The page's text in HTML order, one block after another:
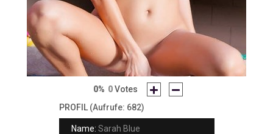
0% 0Votes
PROFIL (Aufrufe: 682)
Name: Sarah Blue